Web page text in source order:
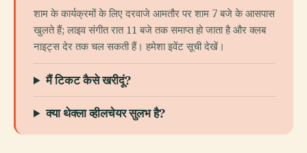
शाम के कार्यक्रमों के लिए दरवाजे आमतौर पर शाम 7 बजे के आसपास
खुलते हैं; लाइव संगीत रात 11 बजे तक समाप्त हो जाता है और क्लब
नाइट्स देर तक चल सकती हैं। हमेशा इवेंट सूची देखें।
मैं टिकट कैसे खरीदूं?
क्या थेक्ला व्हीलचेयर सुलभ है?